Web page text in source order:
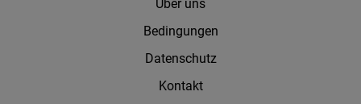
Über uns
Bedingungen
Datenschutz
Kontakt